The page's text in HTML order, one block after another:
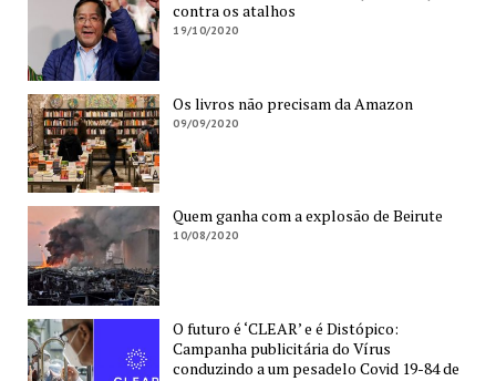
contra os atalhos
19/10/2020
Os livros não precisam da Amazon
09/09/2020
Quem ganha com a explosão de Beirute
10/08/2020
O futuro é ‘CLEAR’ e é Distópico:
Campanha publicitária do Vírus
conduzindo a um pesadelo Covid 19-84 de